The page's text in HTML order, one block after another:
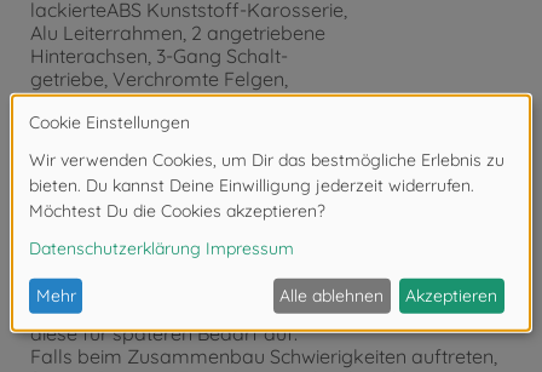
lackierteABS Kunststoff-Karosserie,
Alu Leiterrahmen, 2 angetriebene
Hinterachsen, 3-Gang Schalt-
getriebe, Verchromte Felgen,
Anleitung, 540er Elektromotor,
WARNHINWEISE:
Die Anleitung sollte zusammen mit einem
Erwachsenen vollständig gelesen und verstanden
werden. Von kleinen Kindern fernhalten. Kinder dürfen
keine Teile oder Verpackungsmaterial in den Mund
nehmen. Das Modell kann einige scharfe Ecken
haben. Achten Sie beim Umgang darauf. Lesen Sie die
der RC Einheit beiliegende Anleitung und bewahren Sie
diese für späteren Bedarf auf.
Falls beim Zusammenbau Schwierigkeiten auftreten,